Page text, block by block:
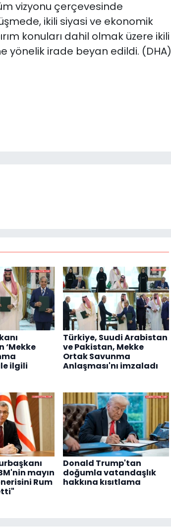
vizyonu çerçevesinde
ikili siyasi ve ekonomik
konuları dahil olmak üzere ikili
yönelik irade beyan edildi. (DHA)
‘Mekke
ilgili
Türkiye, Suudi Arabistan
ve Pakistan, Mekke
Ortak Savunma
Anlaşması'nı imzaladı
mayın
Rum
Donald Trump'tan
doğumla vatandaşlık
hakkına kısıtlama